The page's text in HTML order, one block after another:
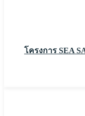
โครงการ SEA